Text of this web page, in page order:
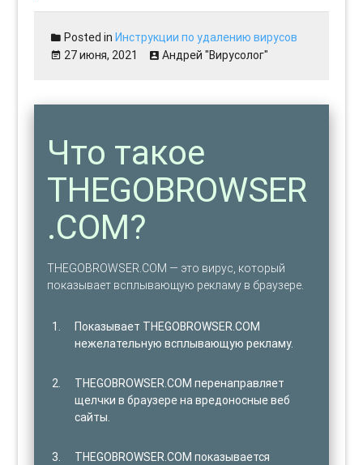
Posted inИнструкции по удалению вирусов
27 июня, 2021
Андрей "Вирусолог"
Что такое
THEGOBROWSER
.COM?
THEGOBROWSER.COM — это вирус, который
показывает всплывающую рекламу в браузере.
Показывает THEGOBROWSER.COM
нежелательную всплывающую рекламу.
THEGOBROWSER.COM перенаправляет
щелчки в браузере на вредоносные веб
сайты.
THEGOBROWSER.COM показывается